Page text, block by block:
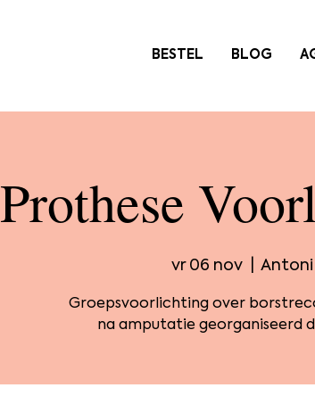
BESTEL BLOG
Prothese
vr 06 nov Antoni
Groepsvoorlichting over
na amputatie georganiseerd